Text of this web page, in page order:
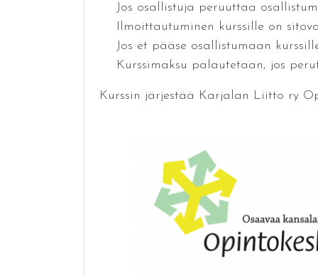
Jos osallistuja peruuttaa
Ilmoittautuminen kurssille on
Jos et pääse osallistumaan
Kurssimaksu palautetaan, jos
Kurssin järjestää Karjalan Liitto ry